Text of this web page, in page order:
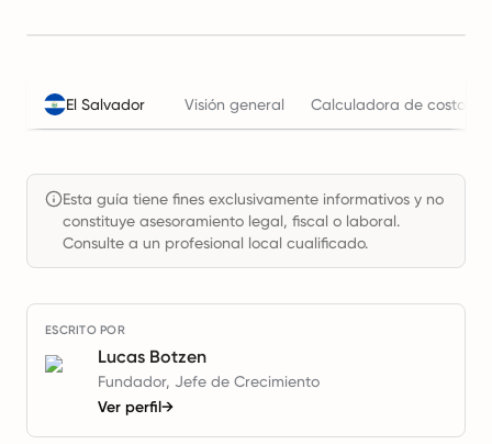
El Salvador Visión general Calculadora de costos
Esta guía tiene fines exclusivamente informativos y no
constituye asesoramiento legal, fiscal o laboral.
Consulte a un profesional local cualificado.
ESCRITO POR
Lucas Botzen
Fundador, Jefe de Crecimiento
Ver perfil→